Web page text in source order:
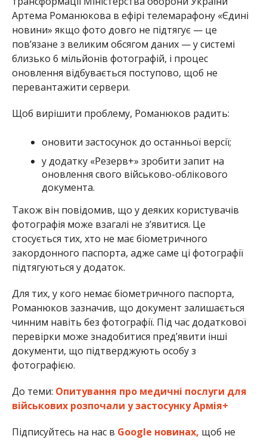
Артема Романюкова в ефірі телемарафону «Єдині
новини» якщо фото довго не підтягує — це
пов’язане з великим обсягом даних — у системі
близько 6 мільйонів фотографій, і процес
оновлення відбувається поступово, щоб не
перевантажити сервери.
Щоб вирішити проблему, Романюков радить:
оновити застосунок до останньої версії;
у додатку «Резерв+» зробити запит на
оновлення свого військово-облікового
документа.
Також він повідомив, що у деяких користувачів
фотографія може взагалі не з’явитися. Це
стосується тих, хто не має біометричного
закордонного паспорта, адже саме ці фотографії
підтягуються у додаток.
Для тих, у кого немає біометричного паспорта,
Романюков зазначив, що документ залишається
чинним навіть без фотографії. Під час додаткової
перевірки може знадобитися пред’явити інші
документи, що підтверджують особу з
фотографією.
До теми: Опитування про медичні послуги для
військових розпочали у застосунку Армія+
Підписуйтесь на нас в Google новинах, щоб не